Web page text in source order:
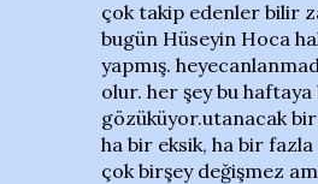
çok takip edenler bilir
bugün Hüseyin Hoca
yapmış.
olur. her şey bu haftaya
gözüküyor.utanacak
ha bir eksik, ha bir fazla
çok birşey değişmez